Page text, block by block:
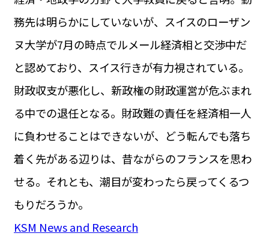
務先は明らかにしていないが、スイスのローザン
ヌ大学が7月の時点でルメール経済相と交渉中だ
と認めており、スイス行きが有力視されている。
財政収支が悪化し、新政権の財政運営が危ぶまれ
る中での退任となる。財政難の責任を経済相一人
に負わせることはできないが、どう転んでも落ち
着く先がある辺りは、昔ながらのフランスを思わ
せる。それとも、潮目が変わったら戻ってくるつ
もりだろうか。
KSM News and Research